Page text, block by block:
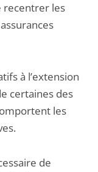
recentrer les
à l’extension
certaines des
les
de